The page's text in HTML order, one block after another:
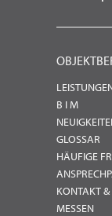
B I M
GLOSSAR
HÄUFIGE
KONTAKT
MESSEN